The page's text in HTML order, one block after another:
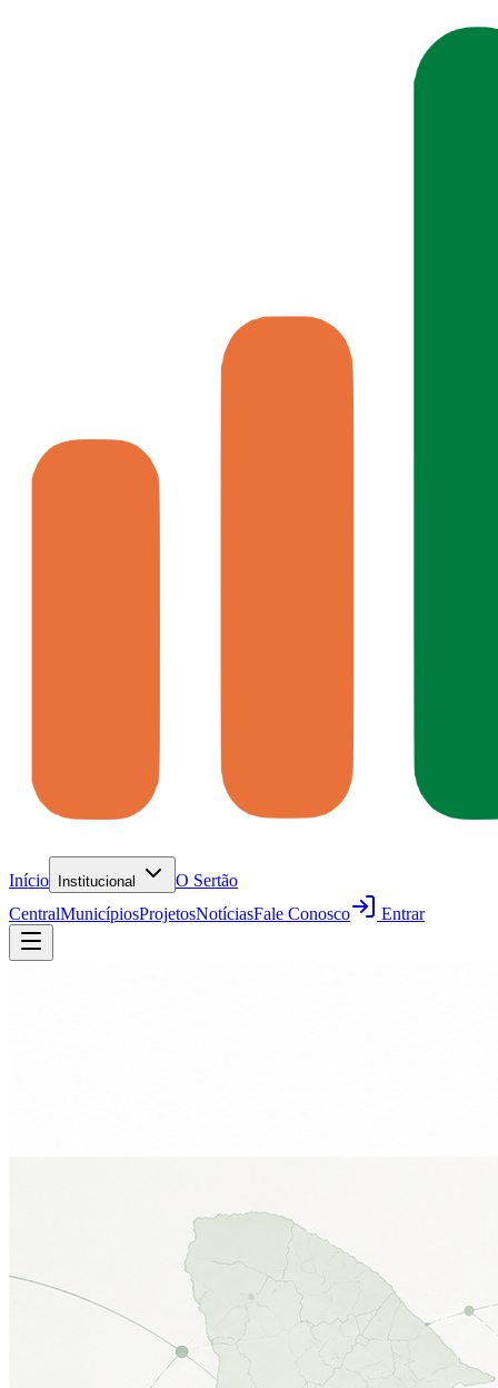
Início Institucional
O Sertão
CentralMunicípiosProjetosNotíciasFale Conosco Entrar